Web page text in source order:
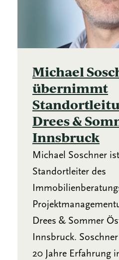
Michael
übernimmt
Drees &
Innsbruck
Michael Soschner
Standortleiter des
Drees & Sommer
Innsbruck.
20 Jahre Erfahrung